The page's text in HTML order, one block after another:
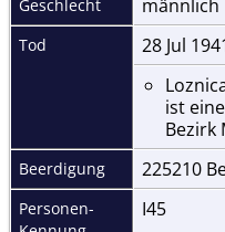
Geschlecht männlich
Tod 28 Jul
ist
Bezirk
Beerdigung 225210
Personen-
I45